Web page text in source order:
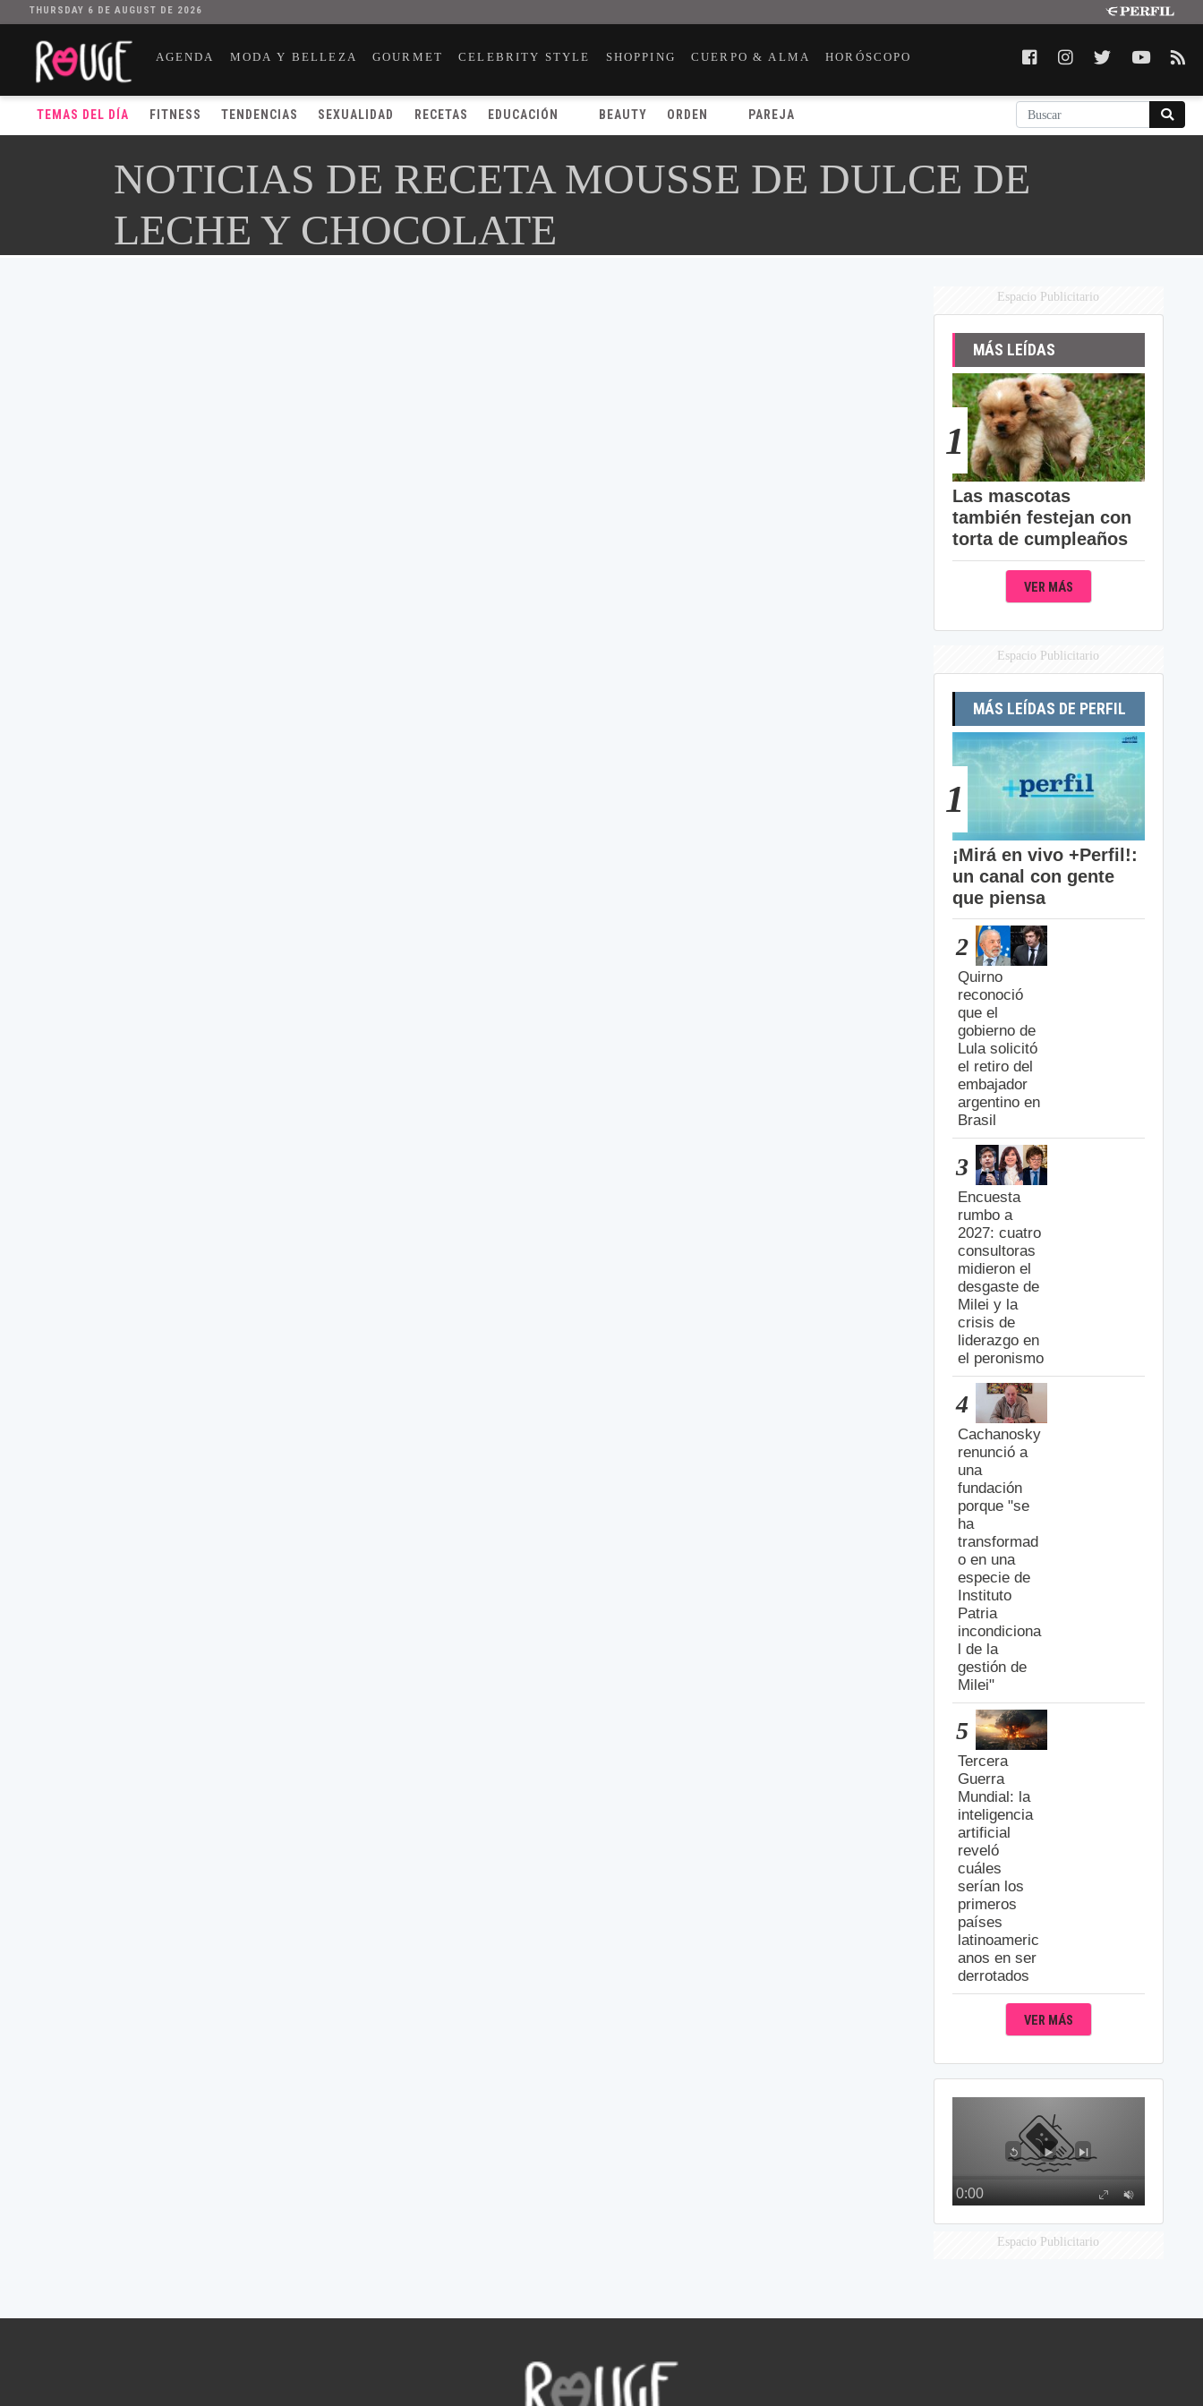
THURSDAY 6 DE AUGUST DE 2026
AGENDA MODA Y BELLEZA GOURMET CELEBRITY STYLE SHOPPING CUERPO & ALMA HORÓSCOPO
TEMAS DEL DÍA FITNESS TENDENCIAS SEXUALIDAD RECETAS EDUCACIÓN BEAUTY ORDEN PAREJA
NOTICIAS DE RECETA MOUSSE DE DULCE DE
LECHE Y CHOCOLATE
Espacio Publicitario
MÁS LEÍDAS
1
Las mascotas
también festejan con
torta de cumpleaños
VER MÁS
Espacio Publicitario
MÁS LEÍDAS DE PERFIL
1
¡Mirá en vivo +Perfil!:
un canal con gente
que piensa
2
Quirno
reconoció
que el
gobierno de
Lula solicitó
el retiro del
embajador
argentino en
Brasil
3
Encuesta
rumbo a
2027: cuatro
consultoras
midieron el
desgaste de
Milei y la
crisis de
liderazgo en
el peronismo
4
Cachanosky
renunció a
una
fundación
porque "se
ha
transformad
o en una
especie de
Instituto
Patria
incondiciona
l de la
gestión de
Milei"
5
Tercera
Guerra
Mundial: la
inteligencia
artificial
reveló
cuáles
serían los
primeros
países
latinoameric
anos en ser
derrotados
VER MÁS
Espacio Publicitario